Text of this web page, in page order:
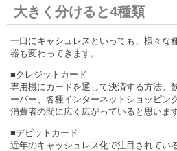
大きく分けると4種類
一口にキャシュレスといっても、様々な
器も変わってきます。
■クレジットカード
専用機にカードを通して決済する方法。
ーパー、各種インターネットショッピン
消費者の間に広く広がっていると思います
■デビットカード
近年のキャッシュレス化で注目されてい